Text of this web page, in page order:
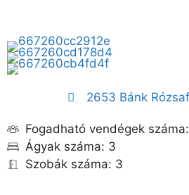
2653 Bánk
Fogadható vendégek
Ágyak száma: 3
Szobák száma: 3